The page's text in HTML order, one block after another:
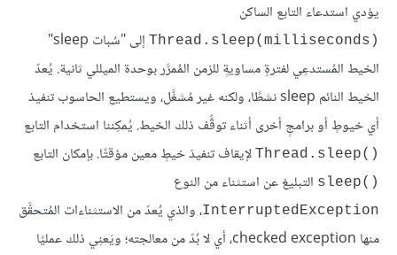
يؤدي استدعاء التابع الساكن
Thread.sleep(milliseconds)‎
إلى "سُبات sleep"
الخيط المُستدعِي لفترةٍ مساويةٍ للزمن المُمرَّر بوحدة الميللي ثانية. يُعدّ
الخيط النائم sleep نشطًا، ولكنه غير مُشغَّل، ويستطيع الحاسوب تنفيذ
أي خيوطٍ أو برامجٍ أخرى أثناء توقُّف ذلك الخيط. يُمكِننا استخدام التابع
Thread.sleep()‎ لإيقاف تنفيذ خيطٍ معين مؤقتًا. بإمكان التابع
sleep()‎ التبليغ عن استثناء من النوع
InterruptedException، والذي يُعدّ من الاستثناءات المُتحقَّق
منها checked exception، أي لا بُدّ من معالجته؛ ويَعنِي ذلك عمليًا